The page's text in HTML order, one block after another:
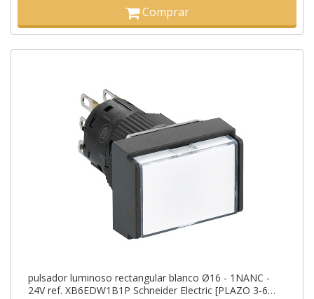
Comprar
pulsador luminoso rectangular blanco Ø16 - 1NANC -
24V ref. XB6EDW1B1P Schneider Electric [PLAZO 3-6